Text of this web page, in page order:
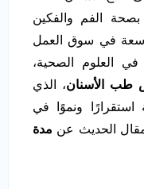
الفم والفكين
واسعة في سوق العمل
في العلوم الصحية،
طب الأسنان، الذي
ونموًا في
الحديث عن مدة